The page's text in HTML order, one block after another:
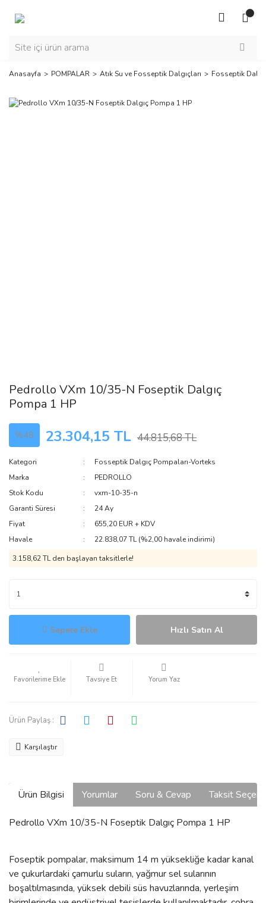
Anasayfa POMPALAR Atık Su ve Fosseptik Dalgıçları Fosseptik
Pedrollo VXm 10/35-N Foseptik Dalgıç
Pompa 1 HP
%48 23.304,15 TL 44.815,68 TL
Kategori
Fosseptik Dalgıç Pompaları-Vorteks
Marka
PEDROLLO
Stok Kodu
vxm-10-35-n
Garanti Süresi
24 Ay
Fiyat
655,20 EUR + KDV
Havale
22.838,07 TL (%2,00 havale indirimi)
3.158,62 TL den başlayan taksitlerle!
Sepete Ekle Hızlı Satın Al
Tavsiye Et Yorum Yaz
Ürün Paylaş :
Karşılaştır
Ürün Bilgisi Yorumlar Soru & Cevap Taksit
Pedrollo VXm 10/35-N Foseptik Dalgıç Pompa 1 HP
Foseptik pompalar, maksimum 14 m yüksekliğe kadar kanal
ve çukurlardaki çamurlu suların, yağmur sel sularının
boşaltılmasında, yüksek debili süs havuzlarında, yerleşim